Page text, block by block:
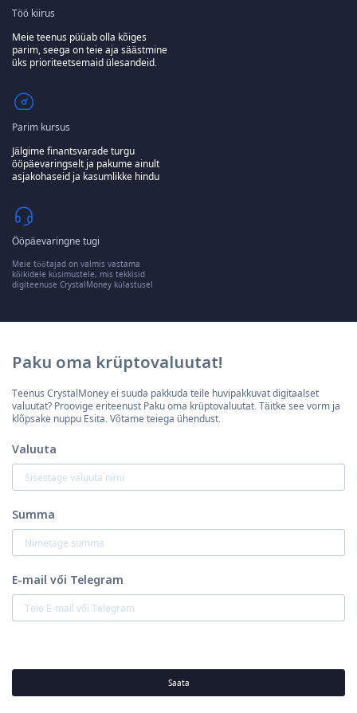
Töö kiirus
Meie teenus püüab olla kõiges
parim, seega on teie aja säästmine
üks prioriteetsemaid ülesandeid.
Parim kursus
Jälgime finantsvarade turgu
ööpäevaringselt ja pakume ainult
asjakohaseid ja kasumlikke hindu
Ööpäevaringne tugi
Meie töötajad on valmis vastama
kõikidele küsimustele, mis tekkisid
digiteenuse CrystalMoney külastusel
Paku oma krüptovaluutat!
Teenus CrystalMoney ei suuda pakkuda teile huvipakkuvat digitaalset
valuutat? Proovige eriteenust Paku oma krüptovaluutat. Täitke see vorm ja
klõpsake nuppu Esita. Võtame teiega ühendust.
Valuuta
Summa
E-mail vői Telegram
Saata